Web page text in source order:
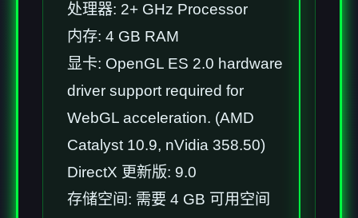
处理器: 2+ GHz Processor
内存: 4 GB RAM
显卡: OpenGL ES 2.0 hardware
driver support required for
WebGL acceleration. (AMD
Catalyst 10.9, nVidia 358.50)
DirectX 更新版: 9.0
存储空间: 需要 4 GB 可用空间